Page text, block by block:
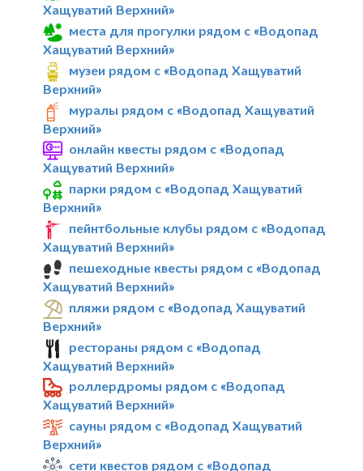
Хащуватий Верхний»
места для прогулки рядом с «Водопад
Хащуватий Верхний»
музеи рядом с «Водопад Хащуватий
Верхний»
муралы рядом с «Водопад Хащуватий
Верхний»
онлайн квесты рядом с «Водопад
Хащуватий Верхний»
парки рядом с «Водопад Хащуватий
Верхний»
пейнтбольные клубы рядом с «Водопад
Хащуватий Верхний»
пешеходные квесты рядом с «Водопад
Хащуватий Верхний»
пляжи рядом с «Водопад Хащуватий
Верхний»
рестораны рядом с «Водопад
Хащуватий Верхний»
роллердромы рядом с «Водопад
Хащуватий Верхний»
сауны рядом с «Водопад Хащуватий
Верхний»
сети квестов рядом с «Водопад